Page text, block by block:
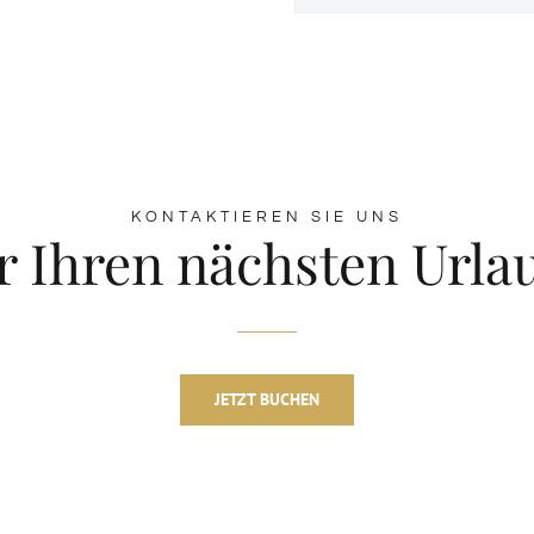
KONTAKTIEREN SIE UNS
Ihren nächsten
JETZT BUCHEN